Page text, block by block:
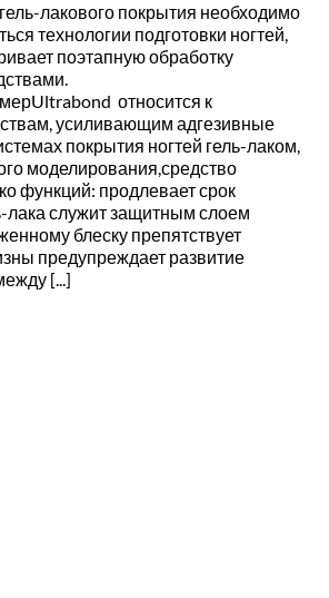
лакового покрытия необходимо
технологии подготовки ногтей,
поэтапную обработку
относится к
усиливающим адгезивные
покрытия ногтей гель-лаком,
моделирования,средство
функций: продлевает срок
лака служит защитным слоем
блеску препятствует
предупреждает развитие
[...]